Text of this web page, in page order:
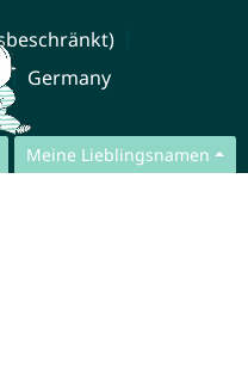
Meine Lieblingsnamen
Germany